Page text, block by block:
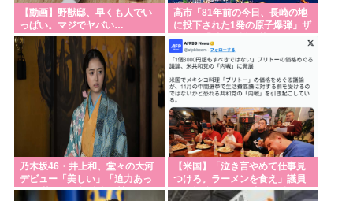
台湾って国なの？？？
高市「だいたい私、自分が軍事問題の権威だってウ
ソ書いたの」
Powered by livedoor 相互RSS
【動画】野獣邸、早くも人でい
っぱい。マジでヤバい…
高市「81年前の今日、長崎の地
に投下された1発の原子爆弾」ザ
ハロワ「酷いね誰が落とした
の」
乃木坂46・井上和、堂々の大河
デビュー「美しい」「迫力あっ
た」 茶々役で視聴者称賛
【米国】「泣き言やめて仕事見
つけろ。ラーメンを食え」議員
らの投稿にバンス氏が猛反発…